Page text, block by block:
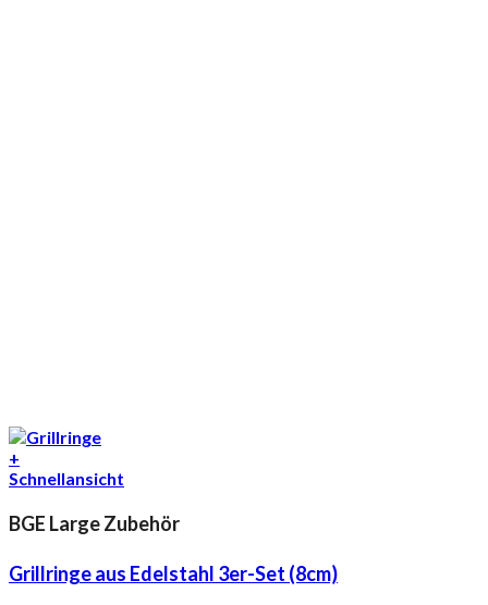
+
Schnellansicht
BGE Large Zubehör
Grillringe aus Edelstahl 3er-Set (8cm)